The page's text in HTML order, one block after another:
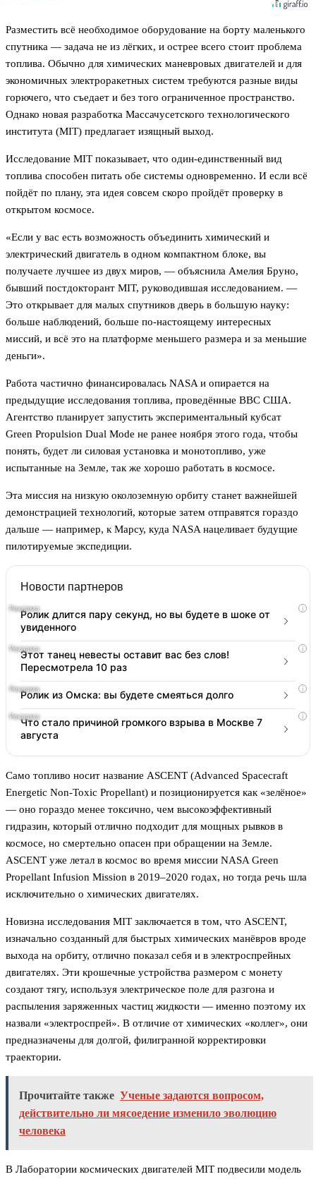
Разместить всё необходимое оборудование на борту маленького
спутника — задача не из лёгких, и острее всего стоит проблема
топлива. Обычно для химических маневровых двигателей и для
экономичных электроракетных систем требуются разные виды
горючего, что съедает и без того ограниченное пространство.
Однако новая разработка Массачусетского технологического
института (MIT) предлагает изящный выход.
Исследование MIT показывает, что один-единственный вид
топлива способен питать обе системы одновременно. И если всё
пойдёт по плану, эта идея совсем скоро пройдёт проверку в
открытом космосе.
«Если у вас есть возможность объединить химический и
электрический двигатель в одном компактном блоке, вы
получаете лучшее из двух миров, — объяснила Амелия Бруно,
бывший постдокторант MIT, руководившая исследованием. —
Это открывает для малых спутников дверь в большую науку:
больше наблюдений, больше по-настоящему интересных
миссий, и всё это на платформе меньшего размера и за меньшие
деньги».
Работа частично финансировалась NASA и опирается на
предыдущие исследования топлива, проведённые ВВС США.
Агентство планирует запустить экспериментальный кубсат
Green Propulsion Dual Mode не ранее ноября этого года, чтобы
понять, будет ли силовая установка и монотопливо, уже
испытанные на Земле, так же хорошо работать в космосе.
Эта миссия на низкую околоземную орбиту станет важнейшей
демонстрацией технологий, которые затем отправятся гораздо
дальше — например, к Марсу, куда NASA нацеливает будущие
пилотируемые экспедиции.
Новости партнеров
i
Ролик длится пару секунд, но вы будете в шоке от
увиденного
i
Этот танец невесты оставит вас без слов!
Пересмотрела 10 раз
i
Ролик из Омска: вы будете смеяться долго
i
Что стало причиной громкого взрыва в Москве 7
августа
Само топливо носит название ASCENT (Advanced Spacecraft
Energetic Non-Toxic Propellant) и позиционируется как «зелёное»
— оно гораздо менее токсично, чем высокоэффективный
гидразин, который отлично подходит для мощных рывков в
космосе, но смертельно опасен при обращении на Земле.
ASCENT уже летал в космос во время миссии NASA Green
Propellant Infusion Mission в 2019–2020 годах, но тогда речь шла
исключительно о химических двигателях.
Новизна исследования MIT заключается в том, что ASCENT,
изначально созданный для быстрых химических манёвров вроде
выхода на орбиту, отлично показал себя и в электроспрейных
двигателях. Эти крошечные устройства размером с монету
создают тягу, используя электрическое поле для разгона и
распыления заряженных частиц жидкости — именно поэтому их
назвали «электроспрей». В отличие от химических «коллег», они
предназначены для долгой, филигранной корректировки
траектории.
Прочитайте также Ученые задаются вопросом,
действительно ли мясоедение изменило эволюцию
человека
В Лаборатории космических двигателей MIT подвесили модель